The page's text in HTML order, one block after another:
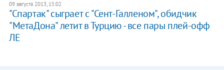
09 августа 2013, 15:02
"Спартак" сыграет с "Сент-Галленом", обидчик
"МетаДона" летит в Турцию - все пары плей-офф
ЛЕ